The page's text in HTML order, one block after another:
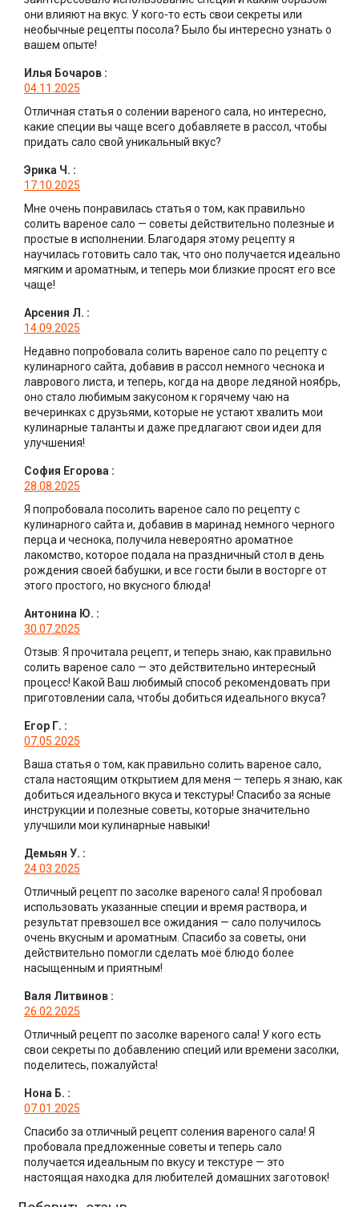
они влияют на вкус. У кого-то есть свои секреты или
необычные рецепты посола? Было бы интересно узнать о
вашем опыте!
Илья Бочаров :
04.11.2025
Отличная статья о солении вареного сала, но интересно,
какие специи вы чаще всего добавляете в рассол, чтобы
придать сало свой уникальный вкус?
Эрика Ч. :
17.10.2025
Мне очень понравилась статья о том, как правильно
солить вареное сало — советы действительно полезные и
простые в исполнении. Благодаря этому рецепту я
научилась готовить сало так, что оно получается идеально
мягким и ароматным, и теперь мои близкие просят его все
чаще!
Арсения Л. :
14.09.2025
Недавно попробовала солить вареное сало по рецепту с
кулинарного сайта, добавив в рассол немного чеснока и
лаврового листа, и теперь, когда на дворе ледяной ноябрь,
оно стало любимым закусоном к горячему чаю на
вечеринках с друзьями, которые не устают хвалить мои
кулинарные таланты и даже предлагают свои идеи для
улучшения!
София Егорова :
28.08.2025
Я попробовала посолить вареное сало по рецепту с
кулинарного сайта и, добавив в маринад немного черного
перца и чеснока, получила невероятно ароматное
лакомство, которое подала на праздничный стол в день
рождения своей бабушки, и все гости были в восторге от
этого простого, но вкусного блюда!
Антонина Ю. :
30.07.2025
Отзыв: Я прочитала рецепт, и теперь знаю, как правильно
солить вареное сало — это действительно интересный
процесс! Какой Ваш любимый способ рекомендовать при
приготовлении сала, чтобы добиться идеального вкуса?
Егор Г. :
07.05.2025
Ваша статья о том, как правильно солить вареное сало,
стала настоящим открытием для меня — теперь я знаю, как
добиться идеального вкуса и текстуры! Спасибо за ясные
инструкции и полезные советы, которые значительно
улучшили мои кулинарные навыки!
Демьян У. :
24.03.2025
Отличный рецепт по засолке вареного сала! Я пробовал
использовать указанные специи и время раствора, и
результат превзошел все ожидания — сало получилось
очень вкусным и ароматным. Спасибо за советы, они
действительно помогли сделать моё блюдо более
насыщенным и приятным!
Валя Литвинов :
26.02.2025
Отличный рецепт по засолке вареного сала! У кого есть
свои секреты по добавлению специй или времени засолки,
поделитесь, пожалуйста!
Нона Б. :
07.01.2025
Спасибо за отличный рецепт соления вареного сала! Я
пробовала предложенные советы и теперь сало
получается идеальным по вкусу и текстуре — это
настоящая находка для любителей домашних заготовок!